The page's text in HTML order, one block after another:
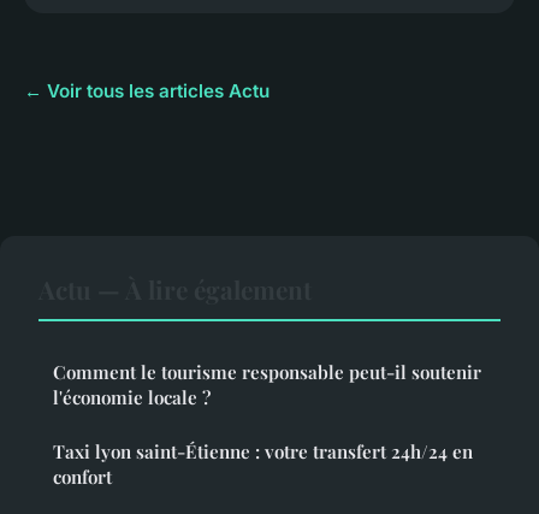
← Voir tous les articles Actu
Comment le tourisme responsable peut-il soutenir
l'économie locale ?
Taxi lyon saint-Étienne : votre transfert 24h/24 en
confort